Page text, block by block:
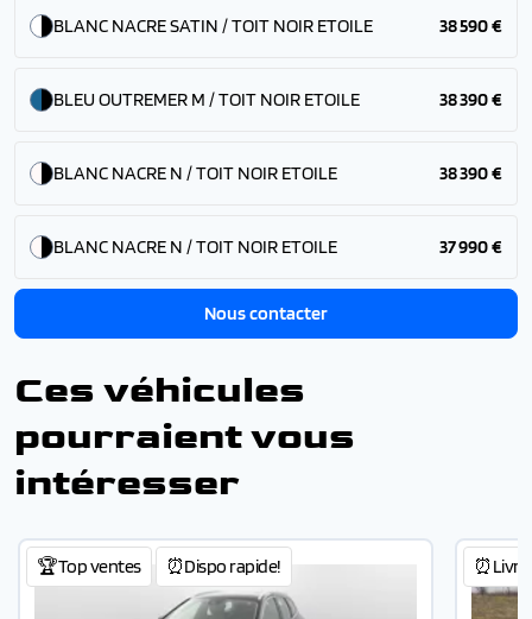
BLANC NACRE SATIN / TOIT NOIR ETOILE 38 590 €
BLEU OUTREMER M / TOIT NOIR ETOILE 38 390 €
BLANC NACRE N / TOIT NOIR ETOILE 38 390 €
BLANC NACRE N / TOIT NOIR ETOILE 37 990 €
Nous contacter
Ces véhicules
pourraient vous
intéresser
🏆Top ventes ⏰Dispo rapide!